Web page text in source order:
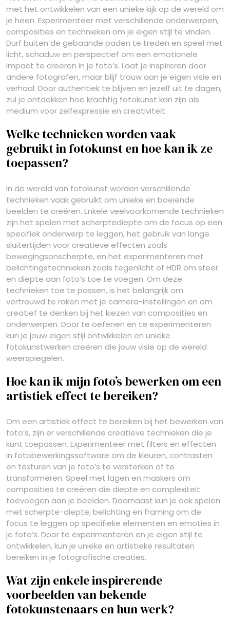
met het ontwikkelen van een unieke kijk op de wereld om
je heen. Experimenteer met verschillende onderwerpen,
composities en technieken om je eigen stijl te vinden.
Durf buiten de gebaande paden te treden en speel met
licht, schaduw en perspectief om een emotionele
impact te creëren in je foto’s. Laat je inspireren door
andere fotografen, maar blijf trouw aan je eigen visie en
verhaal. Door authentiek te blijven en jezelf uit te dagen,
zul je ontdekken hoe krachtig fotokunst kan zijn als
medium voor zelfexpressie en creativiteit.
Welke technieken worden vaak
gebruikt in fotokunst en hoe kan ik ze
toepassen?
In de wereld van fotokunst worden verschillende
technieken vaak gebruikt om unieke en boeiende
beelden te creëren. Enkele veelvoorkomende technieken
zijn het spelen met scherptediepte om de focus op een
specifiek onderwerp te leggen, het gebruik van lange
sluitertijden voor creatieve effecten zoals
bewegingsonscherpte, en het experimenteren met
belichtingstechnieken zoals tegenlicht of HDR om sfeer
en diepte aan foto’s toe te voegen. Om deze
technieken toe te passen, is het belangrijk om
vertrouwd te raken met je camera-instellingen en om
creatief te denken bij het kiezen van composities en
onderwerpen. Door te oefenen en te experimenteren
kun je jouw eigen stijl ontwikkelen en unieke
fotokunstwerken creëren die jouw visie op de wereld
weerspiegelen.
Hoe kan ik mijn foto’s bewerken om een
artistiek effect te bereiken?
Om een artistiek effect te bereiken bij het bewerken van
foto’s, zijn er verschillende creatieve technieken die je
kunt toepassen. Experimenteer met filters en effecten
in fotobewerkingssoftware om de kleuren, contrasten
en texturen van je foto’s te versterken of te
transformeren. Speel met lagen en maskers om
composities te creëren die diepte en complexiteit
toevoegen aan je beelden. Daarnaast kun je ook spelen
met scherpte-diepte, belichting en framing om de
focus te leggen op specifieke elementen en emoties in
je foto’s. Door te experimenteren en je eigen stijl te
ontwikkelen, kun je unieke en artistieke resultaten
bereiken in je fotografische creaties.
Wat zijn enkele inspirerende
voorbeelden van bekende
fotokunstenaars en hun werk?